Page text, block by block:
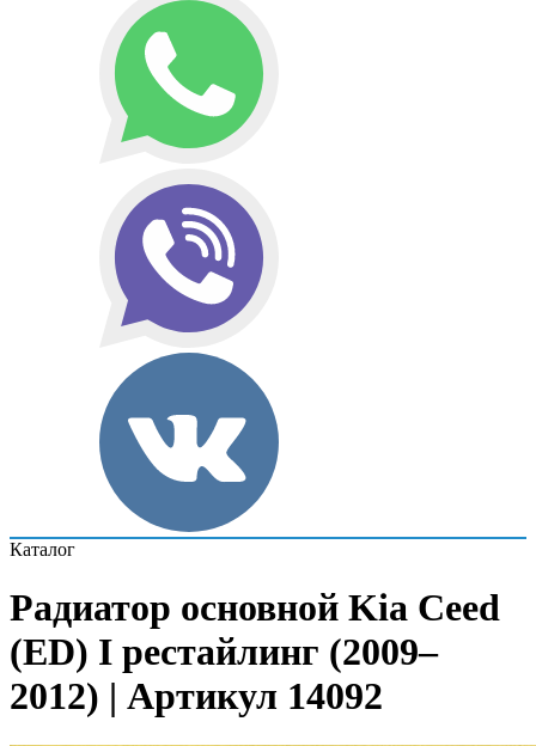
Каталог
Радиатор основной Kia Ceed
(ED) I рестайлинг (2009–
2012) | Артикул 14092